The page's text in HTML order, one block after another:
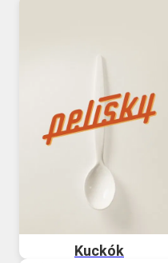
Kuckók